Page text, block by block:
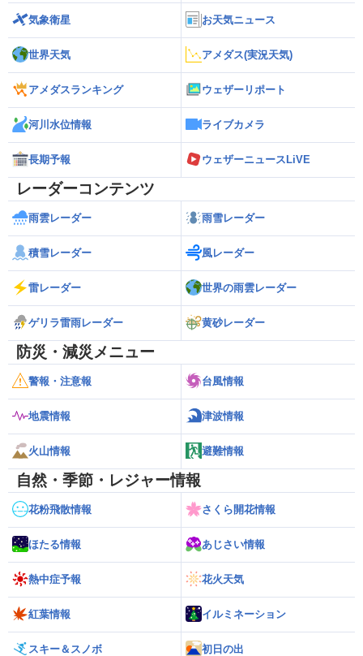
気象衛星 お天気ニュース
世界天気 アメダス(実況天気)
アメダスランキング ウェザーリポート
河川水位情報 ライブカメラ
長期予報 ウェザーニュースLiVE
レーダーコンテンツ
雨雲レーダー 雨雪レーダー
積雪レーダー 風レーダー
雷レーダー 世界の雨雲レーダー
ゲリラ雷雨レーダー 黄砂レーダー
防災・減災メニュー
警報・注意報 台風情報
地震情報 津波情報
火山情報 避難情報
自然・季節・レジャー情報
花粉飛散情報 さくら開花情報
ほたる情報 あじさい情報
熱中症予報 花火天気
紅葉情報 イルミネーション
スキー＆スノボ 初日の出